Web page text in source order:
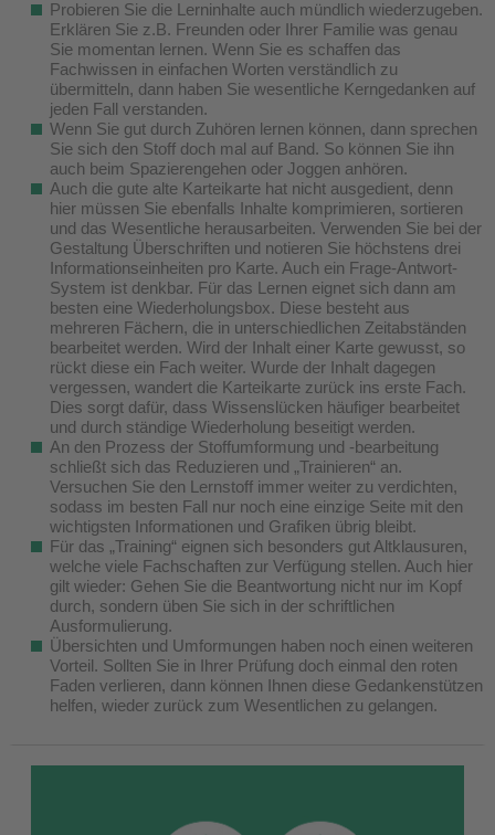
Probieren Sie die Lerninhalte auch mündlich wiederzugeben.
Erklären Sie z.B. Freunden oder Ihrer Familie was genau
Sie momentan lernen. Wenn Sie es schaffen das
Fachwissen in einfachen Worten verständlich zu
übermitteln, dann haben Sie wesentliche Kerngedanken auf
jeden Fall verstanden.
Wenn Sie gut durch Zuhören lernen können, dann sprechen
Sie sich den Stoff doch mal auf Band. So können Sie ihn
auch beim Spazierengehen oder Joggen anhören.
Auch die gute alte Karteikarte hat nicht ausgedient, denn
hier müssen Sie ebenfalls Inhalte komprimieren, sortieren
und das Wesentliche herausarbeiten. Verwenden Sie bei der
Gestaltung Überschriften und notieren Sie höchstens drei
Informationseinheiten pro Karte. Auch ein Frage-Antwort-
System ist denkbar. Für das Lernen eignet sich dann am
besten eine Wiederholungsbox. Diese besteht aus
mehreren Fächern, die in unterschiedlichen Zeitabständen
bearbeitet werden. Wird der Inhalt einer Karte gewusst, so
rückt diese ein Fach weiter. Wurde der Inhalt dagegen
vergessen, wandert die Karteikarte zurück ins erste Fach.
Dies sorgt dafür, dass Wissenslücken häufiger bearbeitet
und durch ständige Wiederholung beseitigt werden.
An den Prozess der Stoffumformung und -bearbeitung
schließt sich das Reduzieren und „Trainieren“ an.
Versuchen Sie den Lernstoff immer weiter zu verdichten,
sodass im besten Fall nur noch eine einzige Seite mit den
wichtigsten Informationen und Grafiken übrig bleibt.
Für das „Training“ eignen sich besonders gut Altklausuren,
welche viele Fachschaften zur Verfügung stellen. Auch hier
gilt wieder: Gehen Sie die Beantwortung nicht nur im Kopf
durch, sondern üben Sie sich in der schriftlichen
Ausformulierung.
Übersichten und Umformungen haben noch einen weiteren
Vorteil. Sollten Sie in Ihrer Prüfung doch einmal den roten
Faden verlieren, dann können Ihnen diese Gedankenstützen
helfen, wieder zurück zum Wesentlichen zu gelangen.